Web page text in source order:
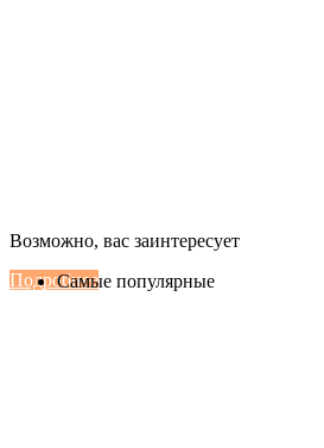
Настенные сплит-системы Haier
Подробнее
Возможно, вас заинтересует
Самые популярные